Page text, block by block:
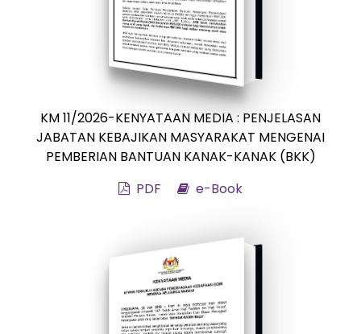
KM 11/2026-KENYATAAN MEDIA : PENJELASAN
JABATAN KEBAJIKAN MASYARAKAT MENGENAI
PEMBERIAN BANTUAN KANAK-KANAK (BKK)
PDF
e-Book